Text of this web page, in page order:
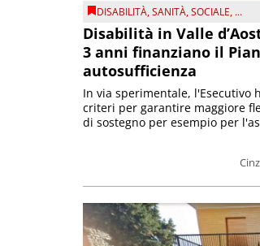
DISABILITÀ,SANITÀ,SOCIALE, ...
Disabilità in Valle
3 anni finanziano il
autosufficienza
In via sperimentale, l'Esecutivo
criteri per garantire maggiore
di sostegno per esempio per